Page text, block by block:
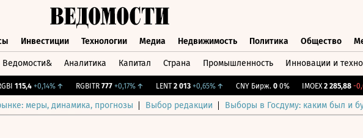
Инвестиции Технологии Медиа Недвижимость Политика Общество
Ведомости& Аналитика Капитал Страна Промышленность Инновации и
115,4 +0,14%↑ RGBITR 777 +0,17%↑ LENT 2 013 +0,65%↑ CNY Бирж. 0 0% IMOEX 2 285,88 -
меры, динамика, прогнозы Выбор редакции Выборы в Госдуму: каким был и